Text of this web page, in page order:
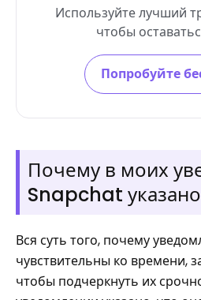
Используйте лучший
чтобы
Попробуйте
Почему в моих
Snapchat
Вся суть того, почему
чувствительны ко времени,
чтобы подчеркнуть их